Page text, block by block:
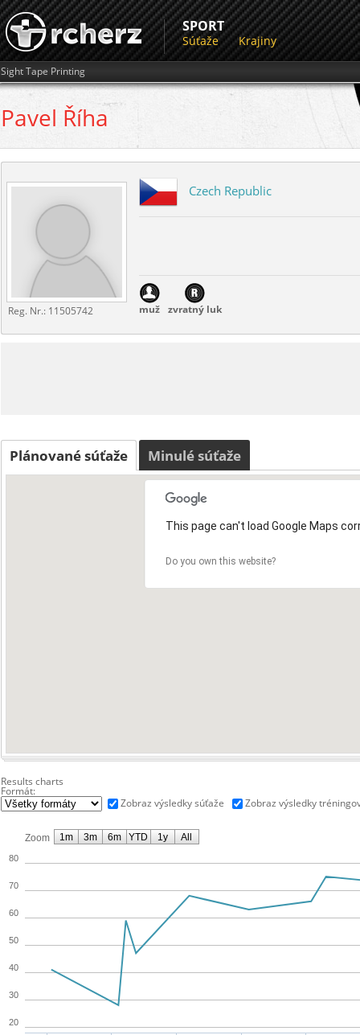
SPORT
Súťaže Krajiny
Sight Tape Printing
Pavel Říha
Reg. Nr.: 11505742
Czech Republic
muž zvratný luk
Plánované súťaže Minulé súťaže
This page can't load Google Maps
Do you own this website?
Results charts
Formát:
Zobraz výsledky súťaže
Zobraz výsledky
Zoom
20
30
40
50
60
70
80
1m 3m 6m YTD 1y All